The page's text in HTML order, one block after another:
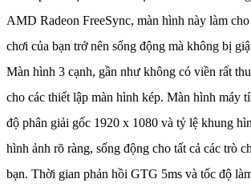
AMD Radeon FreeSync, màn hình này làm
chơi của bạn trở nên sống động mà không bị
Màn hình 3 cạnh, gần như không có viền rất
cho các thiết lập màn hình kép. Màn hình máy
độ phân giải gốc 1920 x 1080 và tỷ lệ khung
hình ảnh rõ ràng, sống động cho tất cả các trò
bạn. Thời gian phản hồi GTG 5ms và tốc độ